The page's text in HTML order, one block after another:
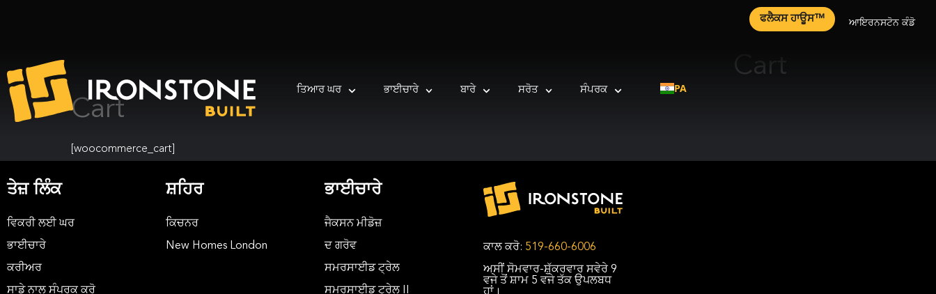
ਫਲੈਕਸ ਹਾਊਸ™ ਆਇਰਨਸਟੋਨ ਕੰਡੋ
ਤਿਆਰ ਘਰ ਭਾਈਚਾਰੇ ਬਾਰੇ ਸਰੋਤ ਸੰਪਰਕ PA
Cart
Cart
[woocommerce_cart]
ਤੇਜ਼ ਲਿੰਕ
ਵਿਕਰੀ ਲਈ ਘਰ
ਭਾਈਚਾਰੇ
ਕਰੀਅਰ
ਸਾਡੇ ਨਾਲ ਸੰਪਰਕ ਕਰੋ
ਸ਼ਹਿਰ
ਕਿਚਨਰ
New Homes London
ਭਾਈਚਾਰੇ
ਜੈਕਸਨ ਮੀਡੋਜ਼
ਦ ਗਰੋਵ
ਸਮਰਸਾਈਡ ਟ੍ਰੇਲ
ਸਮਰਸਾਈਡ ਟ੍ਰੇਲ II
ਕਾਲ ਕਰੋ: 519-660-6006
ਅਸੀਂ ਸੋਮਵਾਰ-ਸ਼ੁੱਕਰਵਾਰ ਸਵੇਰੇ 9
ਵਜੇ ਤੋਂ ਸ਼ਾਮ 5 ਵਜੇ ਤੱਕ ਉਪਲਬਧ
ਹਾਂ।